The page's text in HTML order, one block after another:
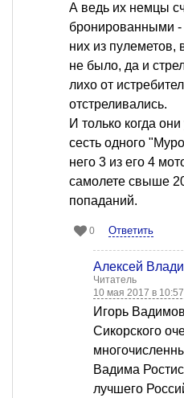
А ведь их немцы
бронированными -
них из пулеметов,
не было, да и
лихо от
отстреливались.
И только когда
сесть одного
него 3 из его 4
самолете свыше
попаданий.
0 Ответить
Алексей
Читатель
10 мая 2017 в 10:57
Игорь
Сикорского
Вадима
лучшего